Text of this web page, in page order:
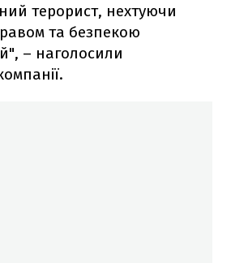
терорист, нехтуючи
та безпекою
– наголосили